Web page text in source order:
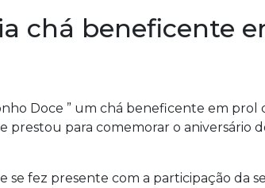
chá beneficente
Doce ” um chá beneficente em prol
prestou para comemorar o aniversário
se fez presente com a participação da